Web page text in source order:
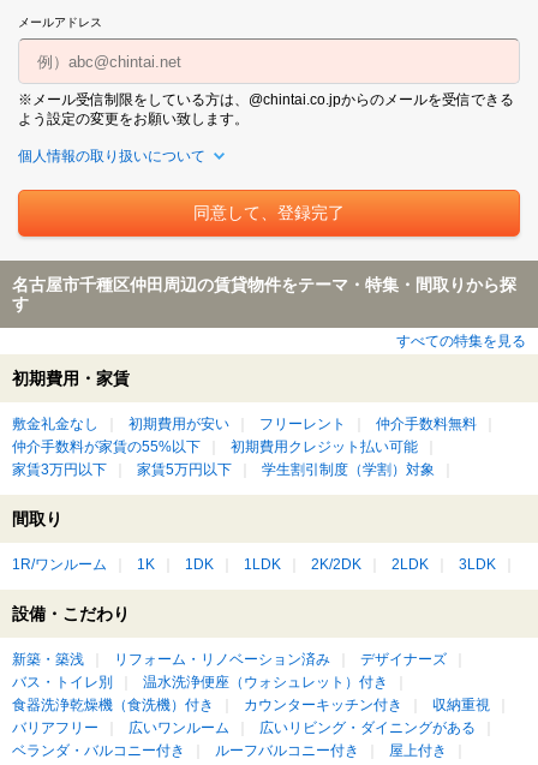
メールアドレス
※メール受信制限をしている方は、@chintai.co.jpからのメールを受信できる
よう設定の変更をお願い致します。
個人情報の取り扱いについて
名古屋市千種区仲田周辺の賃貸物件をテーマ・特集・間取りから探
す
すべての特集を見る
初期費用・家賃
敷金礼金なし 初期費用が安い フリーレント
仲介手数料無料
仲介手数料が家賃の55%以下
初期費用クレジット払い可能
家賃3万円以下
家賃5万円以下 学生割引制度（学割）対象
間取り
1R/ワンルーム 1K 1DK 1LDK 2K/2DK 2LDK 3LDK
設備・こだわり
新築・築浅 リフォーム・リノベーション済み
デザイナーズ
バス・トイレ別
温水洗浄便座（ウォシュレット）付き
食器洗浄乾燥機（食洗機）付き
カウンターキッチン付き
収納重視
バリアフリー
広いワンルーム
広いリビング・ダイニングがある
ベランダ・バルコニー付き
ルーフバルコニー付き
屋上付き